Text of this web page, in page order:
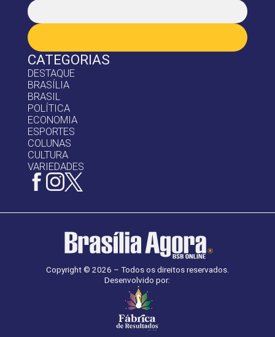
CATEGORIAS
DESTAQUE
BRASÍLIA
BRASIL
POLÍTICA
ECONOMIA
ESPORTES
COLUNAS
CULTURA
VARIEDADES
Copyright © 2026 – Todos os direitos reservados.
Desenvolvido por: